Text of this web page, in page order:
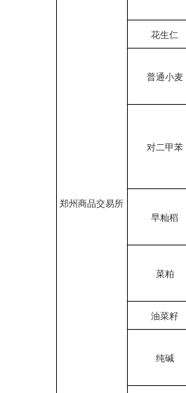
郑州商品交易所
花生仁
普通小麦
对二甲苯
早籼稻
菜粕
油菜籽
纯碱